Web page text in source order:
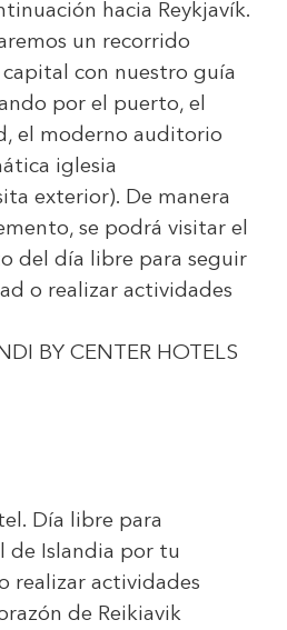
hacia Reykjavík.
un recorrido
con nuestro guía
por el puerto, el
el moderno auditorio
iglesia
exterior). De manera
se podrá visitar el
del día libre para seguir
o realizar actividades
BY CENTER HOTELS
Día libre para
de Islandia por tu
realizar actividades
de Reikiavik